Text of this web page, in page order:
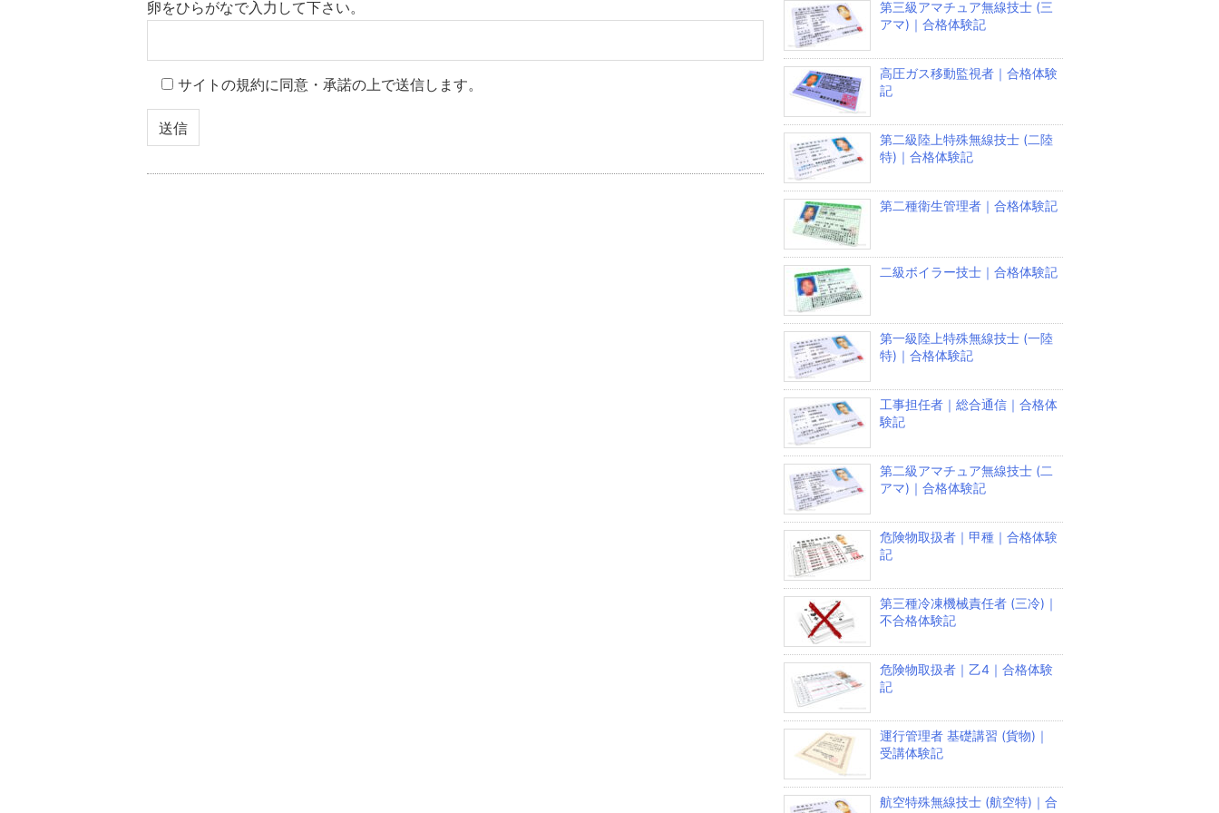
卵をひらがなで入力して下さい。
サイトの規約に同意・承諾の上で送信します。
第三級アマチュア無線技士 (三
アマ)｜合格体験記
高圧ガス移動監視者｜合格体験
記
第二級陸上特殊無線技士 (二陸
特)｜合格体験記
第二種衛生管理者｜合格体験記
二級ボイラー技士｜合格体験記
第一級陸上特殊無線技士 (一陸
特)｜合格体験記
工事担任者｜総合通信｜合格体
験記
第二級アマチュア無線技士 (二
アマ)｜合格体験記
危険物取扱者｜甲種｜合格体験
記
第三種冷凍機械責任者 (三冷)｜
不合格体験記
危険物取扱者｜乙4｜合格体験
記
運行管理者 基礎講習 (貨物)｜
受講体験記
航空特殊無線技士 (航空特)｜合